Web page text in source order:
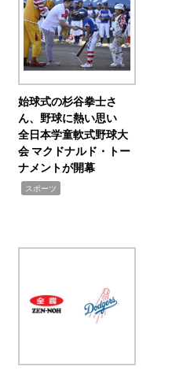
始球式の杉谷拳士さ
ん、野球に熱い思い
全日本学童軟式野球大
会 マクドナルド・トー
ナメントが開幕
スポーツ